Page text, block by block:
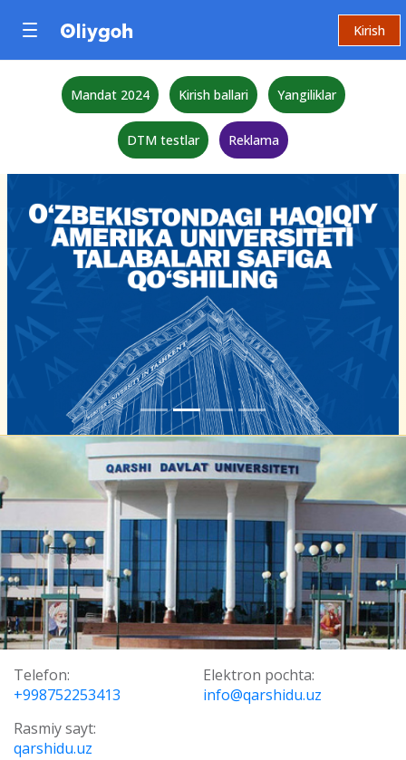
Kirish
Mandat 2024 Kirish ballari Yangiliklar
DTM testlar Reklama
Telefon:
+998752253413
Elektron pochta:
info@qarshidu.uz
Rasmiy sayt:
qarshidu.uz